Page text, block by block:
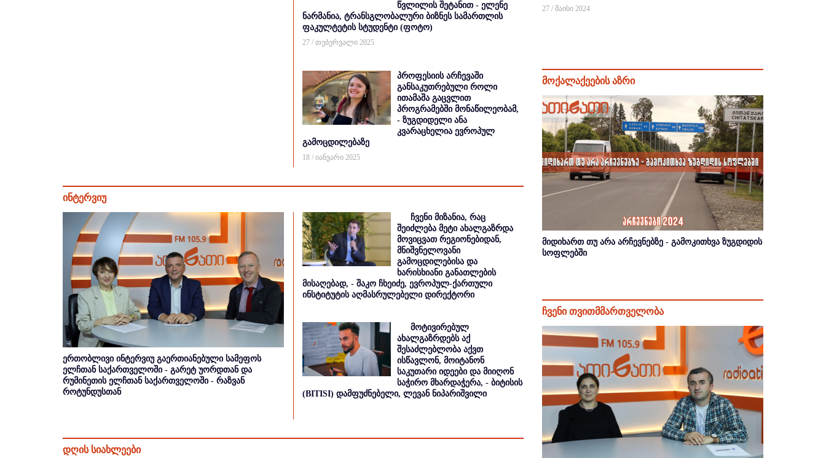
წვლილის შეტანით - ელენე
ნარმანია, ტრანსგლობალური ბიზნეს სამართლის
ფაკულტეტის სტუდენტი (ფოტო)
27 / თებერვალი 2025
პროფესიის არჩევაში
განსაკუთრებული როლი
ითამაშა გაცვლით
პროგრამებში მონაწილეობამ,
- ზუგდიდელი ანა
კვარაცხელია ევროპულ
გამოცდილებაზე
18 / იანვარი 2025
ინტერვიუ
ერთობლივი ინტერვიუ გაერთიანებული სამეფოს
ელჩთან საქართველოში - გარეტ უორდთან და
რუმინეთის ელჩთან საქართველოში - რაზვან
როტუნდუსთან
ჩვენი მიზანია, რაც
შეიძლება მეტი ახალგაზრდა
მოვიცვათ რეგიონებიდან,
მნიშვნელოვანი
გამოცდილებისა და
ხარისხიანი განათლების
მისაღებად, - შაკო ჩხეიძე, ევროპულ-ქართული
ინსტიტუტის აღმასრულებელი დირექტორი
მოტივირებულ
ახალგაზრდებს აქ
შესაძლებლობა აქვთ
ისწავლონ, მოიტანონ
საკუთარი იდეები და მიიღონ
საჭირო მხარდაჭერა, - ბიტისის
(BITISI) დამფუძნებელი, ლევან ნიპარიშვილი
დღის სიახლეები
27 / მაისი 2024
მოქალაქეების აზრი
მიდიხართ თუ არა არჩევნებზე - გამოკითხვა ზუგდიდის
სოფლებში
ჩვენი თვითმმართველობა